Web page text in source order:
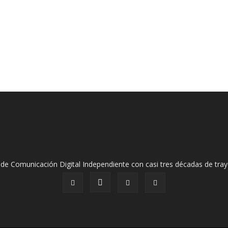
Comunicación Digital Independiente con casi tres décadas de